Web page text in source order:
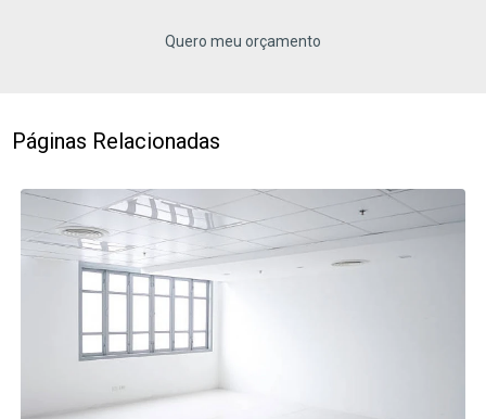
Quero meu orçamento
Páginas Relacionadas